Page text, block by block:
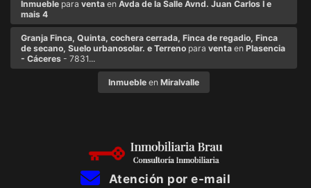
Inmueble paraventa enAvda de la Salle Avnd. Juan Carlos I e
mais 4
Granja Finca, Quinta, cochera cerrada, Finca de regadio, Finca
de secano, Suelo urbanosolar. e Terreno paraventa enPlasencia
- Cáceres - 7831...
Inmueble en Miralvalle
Atención por e-mail